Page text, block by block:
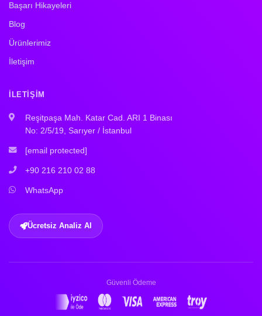
Başarı Hikayeleri
Blog
Ürünlerimiz
İletişim
İLETIŞIM
Reşitpaşa Mah. Katar Cad. ARI 1 Binası
No: 2/5/19, Sarıyer / İstanbul
[email protected]
+90 216 210 02 88
WhatsApp
Ücretsiz Analiz Al
Güvenli Ödeme